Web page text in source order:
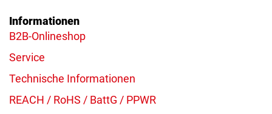
Informationen
B2B-Onlineshop
Service
Technische Informationen
REACH / RoHS / BattG / PPWR